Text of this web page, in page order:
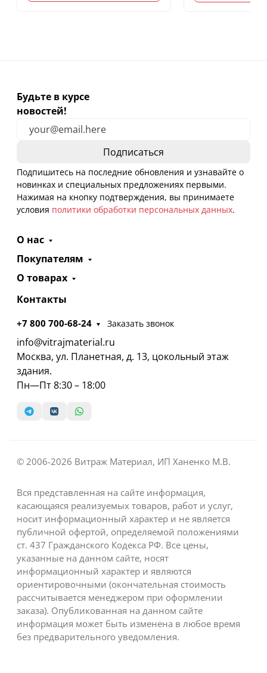
Будьте в курсе
новостей!
Подпишитесь на последние обновления и узнавайте о
новинках и специальных предложениях первыми.
Нажимая на кнопку подтверждения, вы принимаете
условия политики обработки персональных данных.
О нас
Покупателям
О товарах
Контакты
+7 800 700-68-24 Заказать звонок
info@vitrajmaterial.ru
Москва, ул. Планетная, д. 13, цокольный этаж
здания.
Пн—Пт 8:30 – 18:00
© 2006-2026 Витраж Материал, ИП Ханенко М.В.
Вся представленная на сайте информация,
касающаяся реализуемых товаров, работ и услуг,
носит информационный характер и не является
публичной офертой, определяемой положениями
ст. 437 Гражданского Кодекса РФ. Все цены,
указанные на данном сайте, носят
информационный характер и являются
ориентировочными (окончательная стоимость
рассчитывается менеджером при оформлении
заказа). Опубликованная на данном сайте
информация может быть изменена в любое время
без предварительного уведомления.